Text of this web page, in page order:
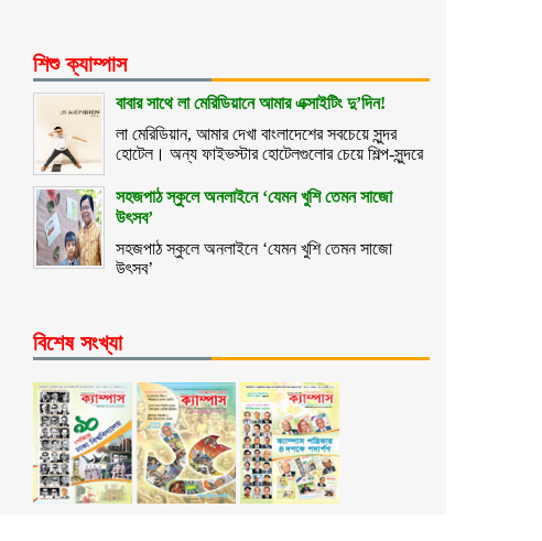
শিশু ক্যাম্পাস
বাবার সাথে লা মেরিডিয়ানে আমার এক্সাইটিং দু’দিন!
লা মেরিডিয়ান, আমার দেখা বাংলাদেশের সবচেয়ে সুন্দর
হোটেল। অন্য ফাইভস্টার হোটেলগুলোর চেয়ে শিল্প-সুন্দরে
সহজপাঠ স্কুলে অনলাইনে ‘যেমন খুশি তেমন সাজো
উৎসব’
সহজপাঠ স্কুলে অনলাইনে ‘যেমন খুশি তেমন সাজো
উৎসব’
বিশেষ সংখ্যা